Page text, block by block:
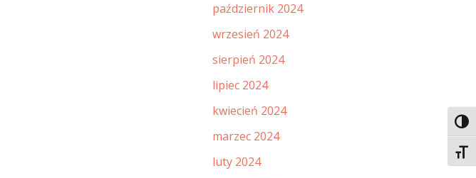
październik 2024
wrzesień 2024
sierpień 2024
lipiec 2024
kwiecień 2024
marzec 2024
luty 2024